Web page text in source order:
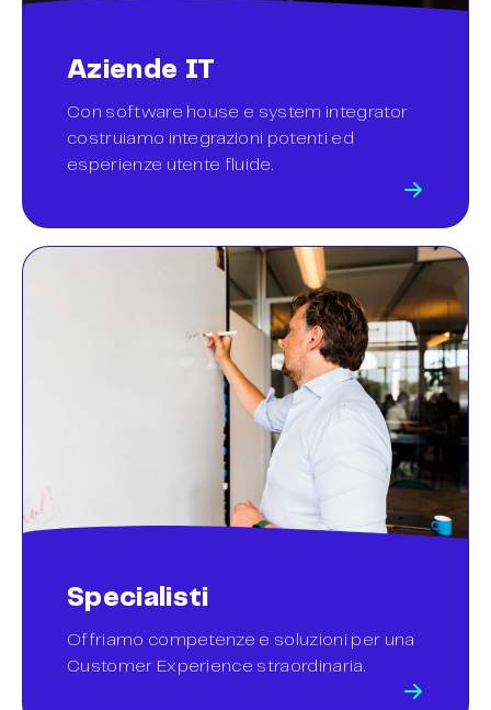
Aziende IT
Con software house e system integrator
costruiamo integrazioni potenti ed
esperienze utente fluide.
Specialisti
Offriamo competenze e soluzioni per una
Customer Experience straordinaria.